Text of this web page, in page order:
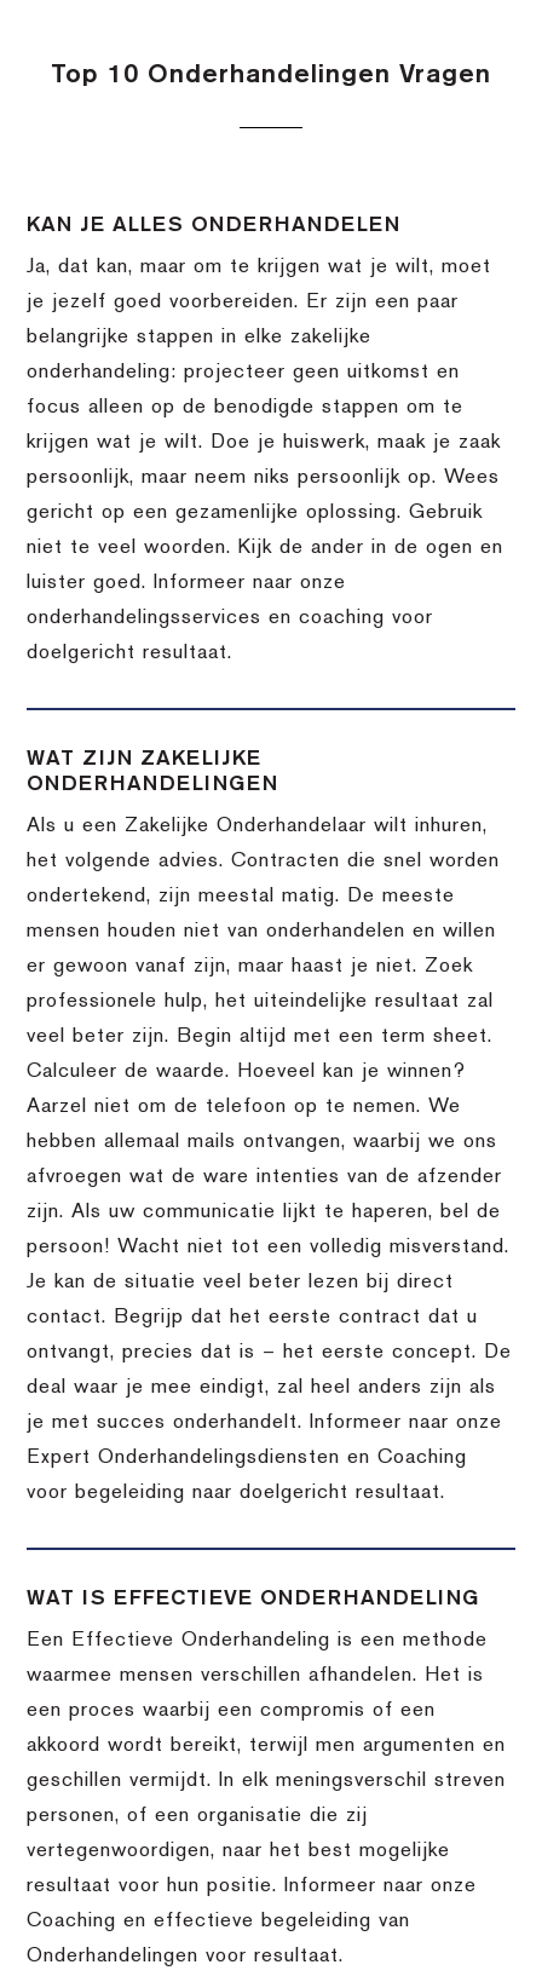
Top 10 Onderhandelingen Vragen
KAN JE ALLES ONDERHANDELEN
Ja, dat kan, maar om te krijgen wat je wilt, moet
je jezelf goed voorbereiden. Er zijn een paar
belangrijke stappen in elke zakelijke
onderhandeling: projecteer geen uitkomst en
focus alleen op de benodigde stappen om te
krijgen wat je wilt. Doe je huiswerk, maak je zaak
persoonlijk, maar neem niks persoonlijk op. Wees
gericht op een gezamenlijke oplossing. Gebruik
niet te veel woorden. Kijk de ander in de ogen en
luister goed. Informeer naar onze
onderhandelingsservices en coaching voor
doelgericht resultaat.
WAT ZIJN ZAKELIJKE
ONDERHANDELINGEN
Als u een Zakelijke Onderhandelaar wilt inhuren,
het volgende advies. Contracten die snel worden
ondertekend, zijn meestal matig. De meeste
mensen houden niet van onderhandelen en willen
er gewoon vanaf zijn, maar haast je niet. Zoek
professionele hulp, het uiteindelijke resultaat zal
veel beter zijn. Begin altijd met een term sheet.
Calculeer de waarde. Hoeveel kan je winnen?
Aarzel niet om de telefoon op te nemen. We
hebben allemaal mails ontvangen, waarbij we ons
afvroegen wat de ware intenties van de afzender
zijn. Als uw communicatie lijkt te haperen, bel de
persoon! Wacht niet tot een volledig misverstand.
Je kan de situatie veel beter lezen bij direct
contact. Begrijp dat het eerste contract dat u
ontvangt, precies dat is – het eerste concept. De
deal waar je mee eindigt, zal heel anders zijn als
je met succes onderhandelt. Informeer naar onze
Expert Onderhandelingsdiensten en Coaching
voor begeleiding naar doelgericht resultaat.
WAT IS EFFECTIEVE ONDERHANDELING
Een Effectieve Onderhandeling is een methode
waarmee mensen verschillen afhandelen. Het is
een proces waarbij een compromis of een
akkoord wordt bereikt, terwijl men argumenten en
geschillen vermijdt. In elk meningsverschil streven
personen, of een organisatie die zij
vertegenwoordigen, naar het best mogelijke
resultaat voor hun positie. Informeer naar onze
Coaching en effectieve begeleiding van
Onderhandelingen voor resultaat.